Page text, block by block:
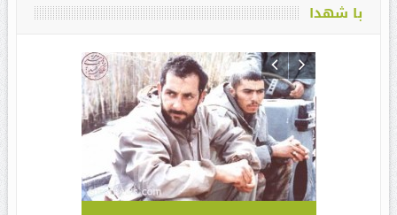
با شهدا